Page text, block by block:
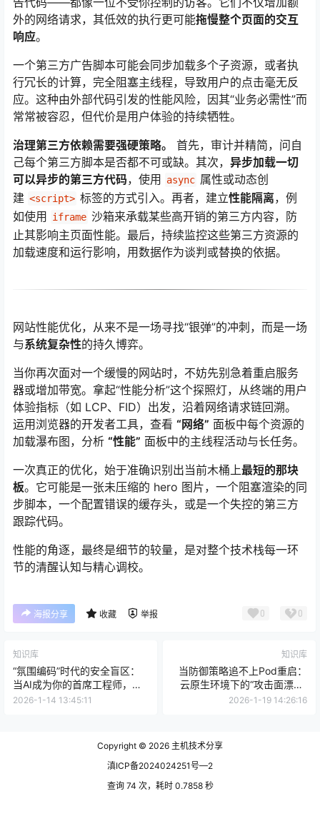
外的网络请求，其低效的执行更可能拖慢整个页面的交互
响应。
一个第三方广告脚本可能会同步加载多个子资源，或者执
行冗长的计算，完全阻塞主线程，导致用户的点击毫无反
应。这种由外部代码引发的性能风险，因其“业务必需性”而
常常被容忍，但代价是用户体验的持续牺牲。
治理第三方依赖需要强硬策略。
首先，审计并精简，问自
己每个第三方脚本是否都不可或缺。其次， 异步加载一切
可以异步的第三方代码，使用 async 属性或动态创
建 <script> 标签的方式引入。再者，建立性能隔离，例
如使用 iframe 沙箱来承载某些高开销的第三方内容，防
止其影响主页面性能。最后，持续监控这些第三方资源的
加载速度和运行影响，用数据作为谈判或替换的依据。
网站性能优化，从来不是一场寻找“银弹”的冲刺，而是一场
与系统复杂性的持久博弈。
当你再次面对一个缓慢的网站时，不妨先别急着重启服务
器或增加带宽。拿起“性能分析”这个探照灯，从终端的用户
体验指标（如 LCP、FID）出发，沿着网络请求链回溯。
运用浏览器的开发者工具，查看 “网络” 面板中每个资源的
加载瀑布图，分析 “性能” 面板中的主线程活动与长任务。
一次真正的优化，始于准确识别出当前木桶上最短的那块
板。它可能是一张未压缩的 hero 图片，一个阻塞渲染的同
步脚本，一个配置错误的缓存头，或是一个失控的第三方
跟踪代码。
性能的角逐，最终是细节的较量，是对整个技术栈每一环
节的清醒认知与精心调校。
海报分享 收藏 举报 0 0
知识库
“氛围编码”时代的安全盲区：
当AI成为你的首席工程师，谁
在审核它引入的漏洞？
2026-1-14 13:45:11
知识库
当防御策略追不上Pod重启：
云原生环境下的“攻击面漂移”
与动态免疫架构
2026-1-19 14:26:16
Copyright © 2026 主机技术分享
滇ICP备2024024251号—2
查询 74 次，耗时 0.7858 秒